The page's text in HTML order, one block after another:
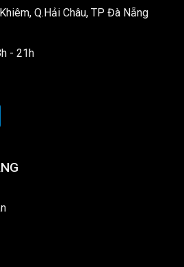
Q.Hải Châu, TP Đà Nẵng
- 21h